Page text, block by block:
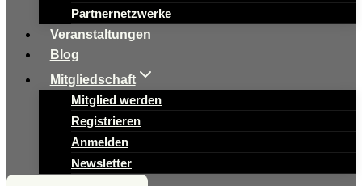
Partnernetzwerke
Veranstaltungen
Blog
Mitgliedschaft
Mitglied werden
Registrieren
Anmelden
Newsletter